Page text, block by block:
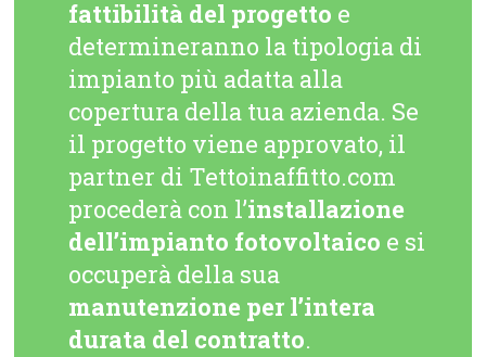
fattibilità del progetto e
determineranno la tipologia di
impianto più adatta alla
copertura della tua azienda. Se
il progetto viene approvato, il
partner di Tettoinaffitto.com
procederà con l’installazione
dell’impianto fotovoltaico e si
occuperà della sua
manutenzione per l’intera
durata del contratto.